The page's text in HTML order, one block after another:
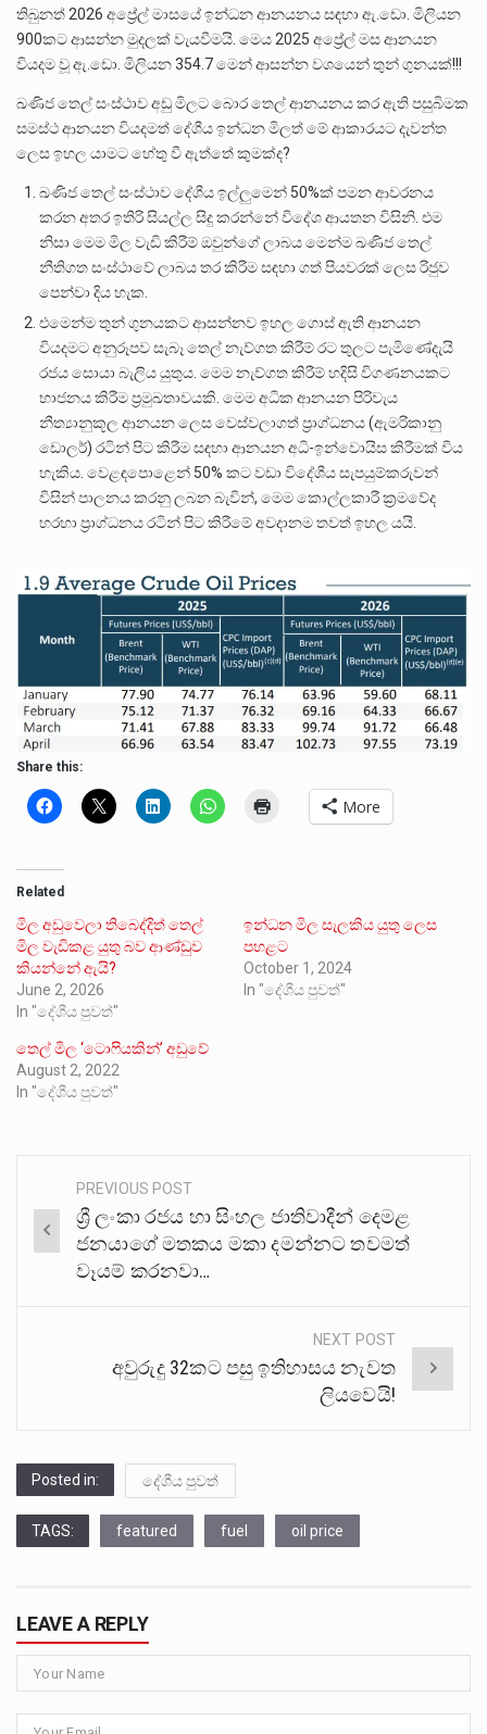
තිබුනත් 2026 අප්‍රේල් මාසයේ ඉන්ධන ආනයනය සඳහා ඇ.ඩො. මිලියන
900කට ආසන්න මුදලක් වැයවීමයි. මෙය 2025 අප්‍රේල් මස ආනයන
වියදම වූ ඇ.ඩො. මිලියන 354.7 මෙන් ආසන්න වශයෙන් තුන් ගුනයක්!!!
ඛණිජ තෙල් සංස්ථාව අඩු මිලට බොර තෙල් ආනයනය කර ඇති පසුබිමක
සමස්ථ ආනයන වියදමත් දේශීය ඉන්ධන මිලත් මේ ආකාරයට දැවන්ත
ලෙස ඉහල යාමට හේතු වී ඇත්තේ කුමක්ද?
ඛණිජ තෙල් සංස්ථාව දේශීය ඉල්ලුමෙන් 50%ක් පමන ආවරනය
කරන අතර ඉතිරි සියල්ල සිදු කරන්නේ විදේශ ආයතන විසිනි. එම
නිසා මෙම මිල වැඩි කිරීම් ඔවුන්ගේ ලාබය මෙන්ම ඛණිජ තෙල්
නීතිගත සංස්ථාවේ ලාබය තර කිරීම සඳහා ගත් පියවරක් ලෙස රිජුව
පෙන්වා දිය හැක.
එමෙන්ම තුන් ගුනයකට ආසන්නව ඉහල ගොස් ඇති ආනයන
වියදමට අනුරූපව සැබෑ තෙල් නැව්ගත කිරීම් රට තුලට පැමිණේදැයි
රජය සොයා බැලිය යුතුය. මෙම නැව්ගත කිරීම් හදිසි විගණනයකට
භාජනය කිරීම ප්‍රමුඛතාවයකි. මෙම අධික ආනයන පිරිවැය
නීත්‍යානුකූල ආනයන ලෙස වෙස්වලාගත් ප්‍රාග්ධනය (ඇමරිකානු
ඩොලර්) රටින් පිට කිරීම සඳහා ආනයන අධි-ඉන්වොයිස කිරීමක් විය
හැකිය. වෙළඳපොළෙන් 50% කට වඩා විදේශීය සැපයුම්කරුවන්
විසින් පාලනය කරනු ලබන බැවින්, මෙම කොල්ලකාරී ක්‍රමවේද
හරහා ප්‍රාග්ධනය රටින් පිට කිරීමේ අවදානම තවත් ඉහල යයි.
Share this:
More
Related
මිල අඩුවෙලා තිබෙද්දිත් තෙල්
මිල වැඩිකළ යුතු බව ආණ්ඩුව
කියන්නේ ඇයි?
June 2, 2026
In "දේශීය පුවත්"
ඉන්ධන මිල සැලකිය යුතු ලෙස
පහළට
October 1, 2024
In "දේශීය පුවත්"
තෙල් මිල ‘ටොෆියකින්’ අඩුවේ
August 2, 2022
In "දේශීය පුවත්"
Post
navigation
PREVIOUS POST
ශ්‍රී ලංකා රජය හා සිංහල ජාතිවාදීන් දෙමළ
ජනයාගේ මතකය මකා දමන්නට තවමත්
වෑයම් කරනවා…
NEXT POST
අවුරුදු 32කට පසු ඉතිහාසය නැවත
ලියවෙයි!
Posted in: දේශීය පුවත්
TAGS: featured fuel oil price
LEAVE A REPLY